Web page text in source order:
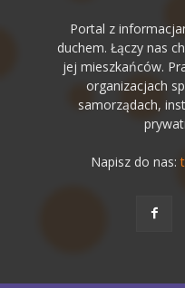
Portal z
duchem. Łączy nas
jej mieszkańców.
organizacjach
samorządach,
Napisz do nas: